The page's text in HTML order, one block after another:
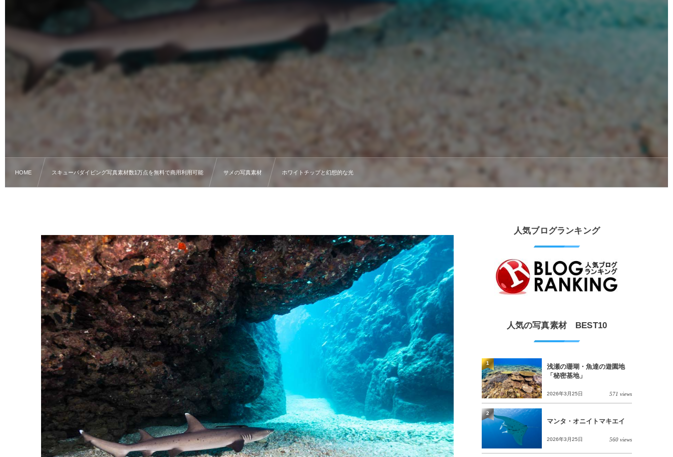
HOME スキューバダイビング写真素材数1万点を無料で商用利用可能 サメの写真素材 ホワイトチップと幻想的な光
人気ブログランキング
人気の写真素材 BEST10
浅瀬の珊瑚・魚達の遊園地
「秘密基地」
2026年3月25日 571 views
1
マンタ・オニイトマキエイ
2026年3月25日 560 views
2